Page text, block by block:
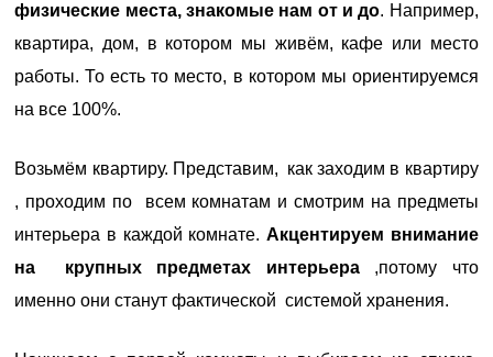
физические места, знакомые нам от и до. Например,
квартира, дом, в котором мы живём, кафе или место
работы. То есть то место, в котором мы ориентируемся
на все 100%.
Возьмём квартиру. Представим, как заходим в квартиру
, проходим по всем комнатам и смотрим на предметы
интерьера в каждой комнате. Акцентируем внимание
на крупных предметах интерьера,потому что
именно они станут фактической системой хранения.